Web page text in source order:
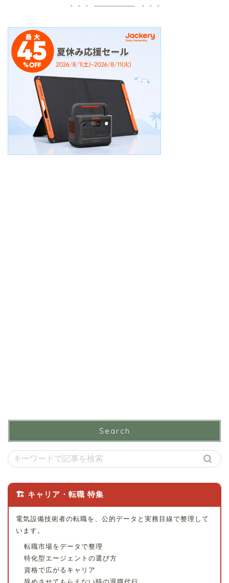
Search
🏗 キャリア・転職 特集
電気設備技術者の転職を、公的データと実務目線で整理して
います。
転職市場をデータで整理
特化型エージェントの選び方
資格で広がるキャリア